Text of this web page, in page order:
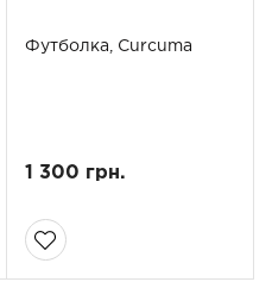
Футболка, Curcuma
1 300 грн.